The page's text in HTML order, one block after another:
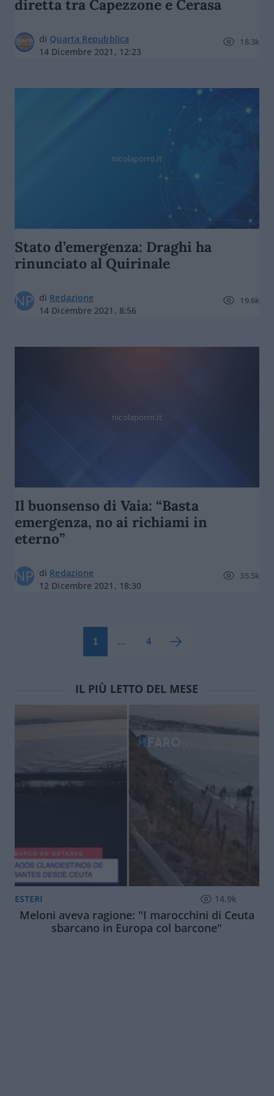
diretta tra Capezzone e Cerasa
di Quarta Repubblica
14 Dicembre 2021, 12:23
18.3k
nicolaporro.it
Stato d’emergenza: Draghi ha
rinunciato al Quirinale
di Redazione
14 Dicembre 2021, 8:56
19.6k
nicolaporro.it
Il buonsenso di Vaia: “Basta
emergenza, no ai richiami in
eterno”
di Redazione
12 Dicembre 2021, 18:30
35.5k
1 … 4
IL PIÙ LETTO DEL MESE
ESTERI 14.9k
Meloni aveva ragione: "I marocchini di Ceuta
sbarcano in Europa col barcone"